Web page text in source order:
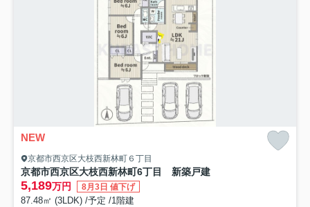
NEW
京都市西京区大枝西新林町６丁目
京都市西京区大枝西新林町6丁目 新築戸建
5,189万円 8月3日 値下げ
87.48㎡ (3LDK) /予定 /1階建